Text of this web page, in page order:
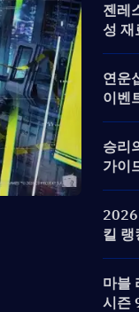
젠레
성 재
연운
이벤
승리
가이
캐릭
2026
킬 랭
마블
시즌